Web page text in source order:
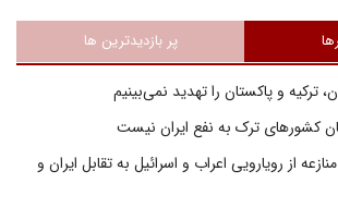
پر بازدیدترین ها
ترکیه و پاکستان را تهدید نمی‌بینیم
کشورهای ترک به نفع ایران نیست
از رویارویی اعراب و اسرائیل به تقابل ایران و